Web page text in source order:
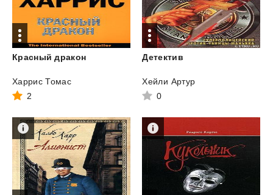
Красный дракон
Харрис Томас
2
Детектив
Хейли Артур
0